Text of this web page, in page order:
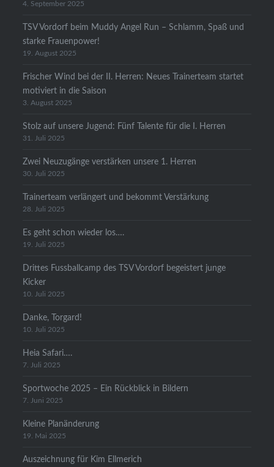
4. September 2025
TSV Vordorf beim Muddy Angel Run – Schlamm, Spaß und
starke Frauenpower!
19. August 2025
Frischer Wind bei der II. Herren: Neues Trainerteam startet
motiviert in die Saison
3. August 2025
Stolz auf unsere Jugend: Fünf Talente für die I. Herren
31. Juli 2025
Zwei Neuzugänge verstärken unsere 1. Herren
30. Juli 2025
Trainerteam verlängert und bekommt Verstärkung
28. Juli 2025
Es geht schon wieder los….
19. Juli 2025
Drittes Fussballcamp des TSV Vordorf begeistert junge
Kicker
10. Juli 2025
Danke, Torgard!
10. Juli 2025
Heia Safari….
7. Juli 2025
Sportwoche 2025 – Ein Rückblick in Bildern
7. Juni 2025
Kleine Planänderung
19. Mai 2025
Auszeichnung für Kim Ellmerich